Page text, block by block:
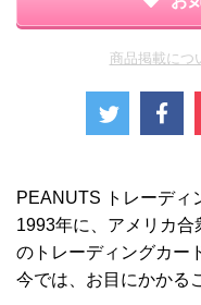
商品掲載につ
PEANUTS トレーデ
1993年に、アメリカ
のトレーディングカー
今では、お目にかかる